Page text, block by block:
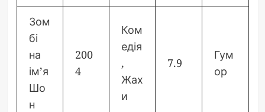
Зом
бі
на
ім’я
Шо
н
200
4
Ком
едія
,
Жах
и
7.9
Гум
ор